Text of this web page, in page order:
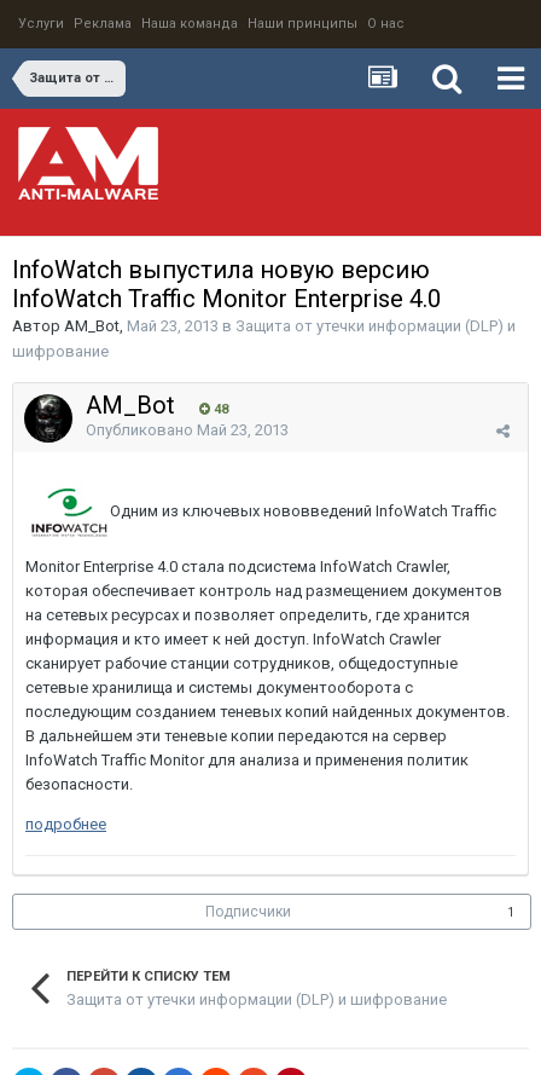
Услуги Реклама Наша команда Наши принципы О нас
Защита от утечки информации (DLP) и шифрование
InfoWatch выпустила новую версию
InfoWatch Traffic Monitor Enterprise 4.0
Автор AM_Bot, Май 23, 2013 в Защита от утечки информации (DLP) и
шифрование
AM_Bot 48
Опубликовано Май 23, 2013
Одним из ключевых нововведений InfoWatch Traffic
Monitor Enterprise 4.0 стала подсистема InfoWatch Crawler,
которая обеспечивает контроль над размещением документов
на сетевых ресурсах и позволяет определить, где хранится
информация и кто имеет к ней доступ. InfoWatch Crawler
сканирует рабочие станции сотрудников, общедоступные
сетевые хранилища и системы документооборота с
последующим созданием теневых копий найденных документов.
В дальнейшем эти теневые копии передаются на сервер
InfoWatch Traffic Monitor для анализа и применения политик
безопасности.
подробнее
Подписчики 1
ПЕРЕЙТИ К СПИСКУ ТЕМ
Защита от утечки информации (DLP) и шифрование